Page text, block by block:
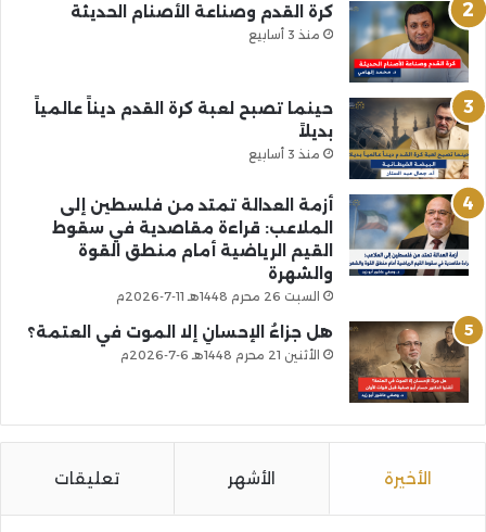
كرة القدم وصناعة الأصنام الحديثة
منذ 3 أسابيع
حينما تصبح لعبة كرة القدم ديناً عالمياً
بديلاً
منذ 3 أسابيع
أزمة العدالة تمتد من فلسطين إلى
الملاعب: قراءة مقاصدية في سقوط
القيم الرياضية أمام منطق القوة
والشهرة
السبت 26 محرم 1448هـ 11-7-2026م
هل جزاءُ الإحسانِ إلا الموت في العتمة؟
الأثنين 21 محرم 1448هـ 6-7-2026م
الأخيرة الأشهر تعليقات